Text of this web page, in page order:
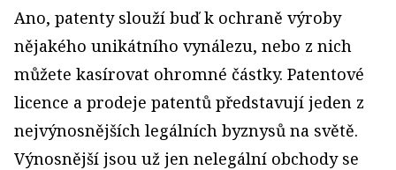
Ano, patenty slouží buď k ochraně výroby
nějakého unikátního vynálezu, nebo z nich
můžete kasírovat ohromné částky. Patentové
licence a prodeje patentů představují jeden z
nejvýnosnějších legálních byznysů na světě.
Výnosnější jsou už jen nelegální obchody se